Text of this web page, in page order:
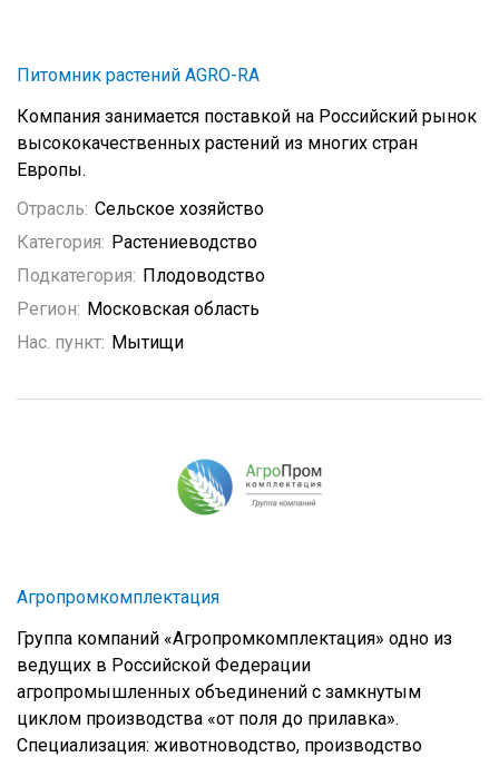
Питомник растений AGRO-RA
Компания занимается поставкой на Российский рынок
высококачественных растений из многих стран
Европы.
Отрасль: Сельское хозяйство
Категория: Растениеводство
Подкатегория: Плодоводство
Регион: Московская область
Нас. пункт: Мытищи
Агропромкомплектация
Группа компаний «Агропромкомплектация» одно из
ведущих в Российской Федерации
агропромышленных объединений с замкнутым
циклом производства «от поля до прилавка».
Специализация: животноводство, производство